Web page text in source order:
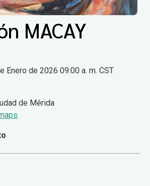
MACAY
Enero de 2026 09:00 a. m. CST
de Mérida